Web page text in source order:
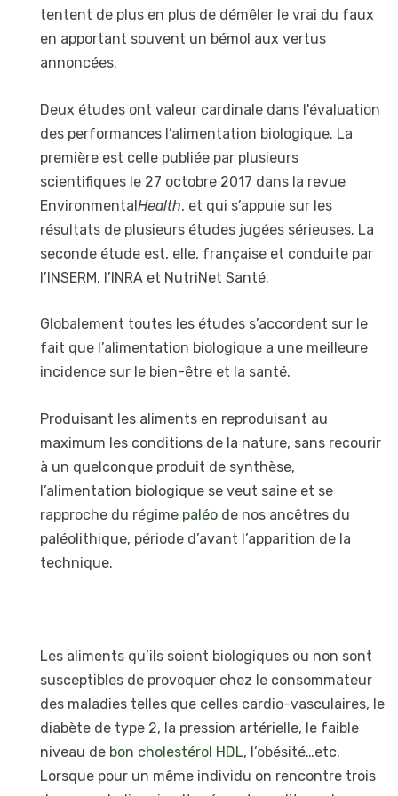
tentent de plus en plus de démêler le vrai du faux
en apportant souvent un bémol aux vertus
annoncées.
Deux études ont valeur cardinale dans l'évaluation
des performances l’alimentation biologique. La
première est celle publiée par plusieurs
scientifiques le 27 octobre 2017 dans la revue
EnvironmentalHealth, et qui s’appuie sur les
résultats de plusieurs études jugées sérieuses. La
seconde étude est, elle, française et conduite par
l’INSERM, l’INRA et NutriNet Santé.
Globalement toutes les études s’accordent sur le
fait que l’alimentation biologique a une meilleure
incidence sur le bien-être et la santé.
Produisant les aliments en reproduisant au
maximum les conditions de la nature, sans recourir
à un quelconque produit de synthèse,
l’alimentation biologique se veut saine et se
rapproche du régime paléo de nos ancêtres du
paléolithique, période d’avant l’apparition de la
technique.
Les aliments qu’ils soient biologiques ou non sont
susceptibles de provoquer chez le consommateur
des maladies telles que celles cardio-vasculaires, le
diabète de type 2, la pression artérielle, le faible
niveau de bon cholestérol HDL, l’obésité…etc.
Lorsque pour un même individu on rencontre trois